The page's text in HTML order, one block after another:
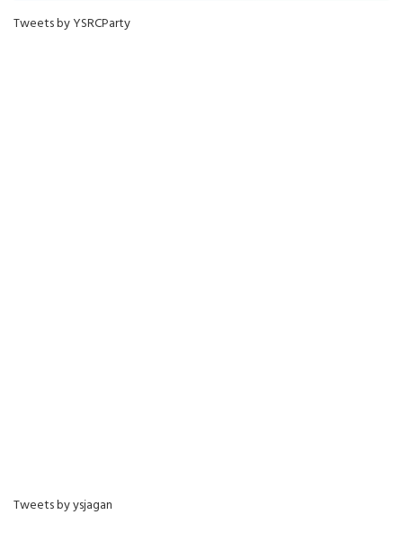
Tweets by YSRCParty
Tweets by ysjagan